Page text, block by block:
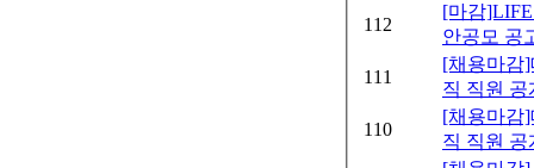
112
[마감
안공모 공
111
[채용마감
직 직원
110
[채용마감
직 직원 공